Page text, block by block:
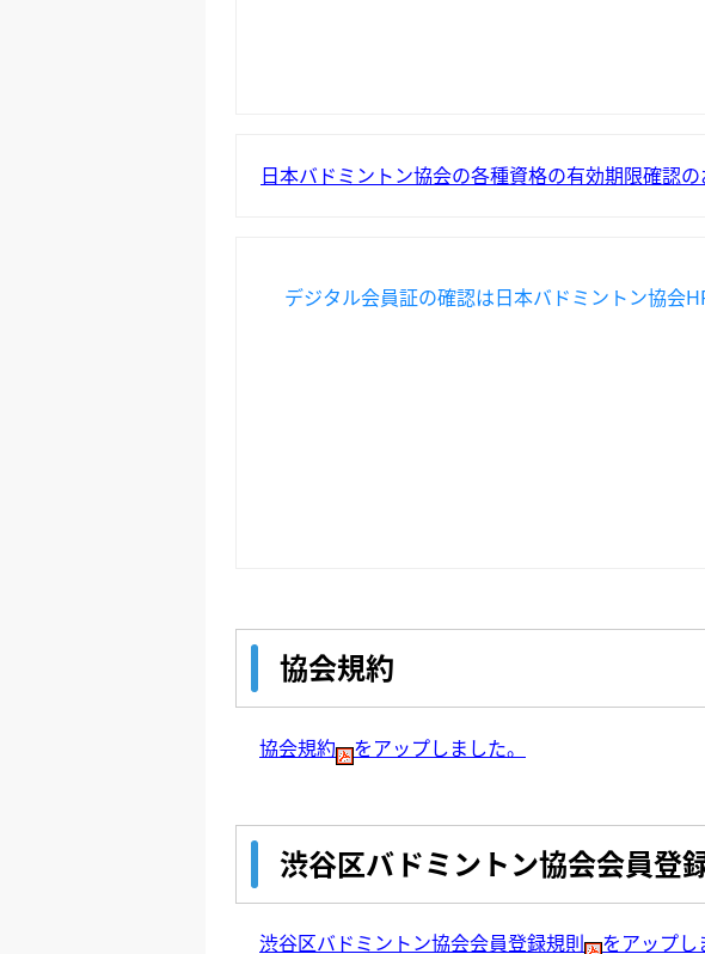
⽇本バドミントン協会の各種資格の有効期限確認の
デジタル会員証の確認は⽇本バドミントン協会
協会規約
協会規約 をアップしました。
渋谷区バドミントン協会会員登
渋谷区バドミントン協会会員登録規則 をアップし